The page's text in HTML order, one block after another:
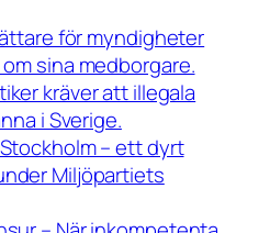
för myndigheter
sina medborgare.
kräver att illegala
i Sverige.
– ett dyrt
Miljöpartiets